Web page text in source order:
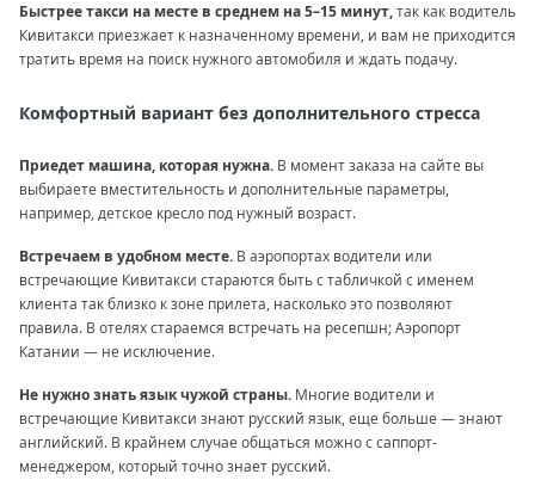
Быстрее такси на месте в среднем на 5–15 минут,так как водитель
Кивитакси приезжает к назначенному времени, и вам не приходится
тратить время на поиск нужного автомобиля и ждать подачу.
Комфортный вариант без дополнительного стресса
Приедет машина, которая нужна. В момент заказа на сайте вы
выбираете вместительность и дополнительные параметры,
например, детское кресло под нужный возраст.
Встречаем в удобном месте. В аэропортах водители или
встречающие Кивитакси стараются быть с табличкой с именем
клиента так близко к зоне прилета, насколько это позволяют
правила. В отелях стараемся встречать на ресепшн; Аэропорт
Катании — не исключение.
Не нужно знать язык чужой страны. Многие водители и
встречающие Кивитакси знают русский язык, еще больше — знают
английский. В крайнем случае общаться можно с саппорт-
менеджером, который точно знает русский.